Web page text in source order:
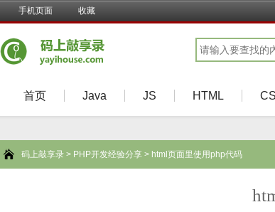
手机页面 收藏
首页 Java JS HTML
码上敲享录 > PHP开发经验分享 > html页面里使用php代码